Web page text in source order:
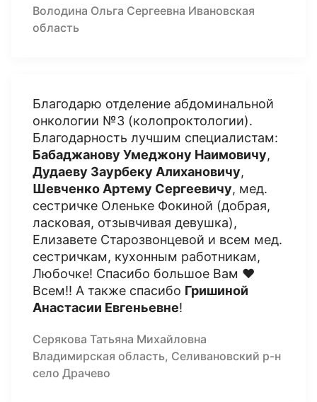
Володина Ольга Сергеевна Ивановская
область
Благодарю отделение абдоминальной
онкологии №3 (колопроктологии).
Благодарность лучшим специалистам:
Бабаджанову Умеджону Наимовичу,
Дудаеву Заурбеку Алихановичу,
Шевченко Артему Сергеевичу, мед.
сестричке Оленьке Фокиной (добрая,
ласковая, отзывчивая девушка),
Елизавете Старозвонцевой и всем мед.
сестричкам, кухонным работникам,
Любочке! Спасибо большое Вам ❤️
Всем!! А также спасибо Гришиной
Анастасии Евгеньевне!
Серякова Татьяна Михайловна
Владимирская область, Селивановский р-н
село Драчево